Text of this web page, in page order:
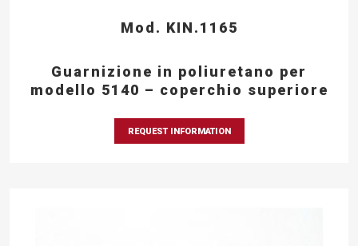
Mod. KIN.1165
Guarnizione in poliuretano per
modello 5140 – coperchio superiore
REQUEST INFORMATION